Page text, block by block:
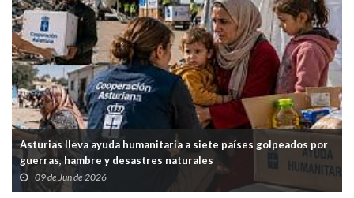
Asturias lleva ayuda humanitaria a siete países golpeados por
guerras, hambre y desastres naturales
09 de Jun de 2026